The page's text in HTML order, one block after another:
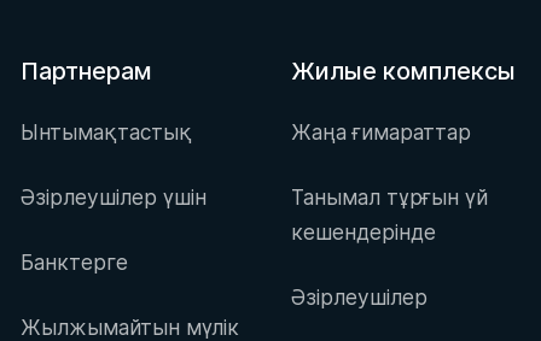
Партнерам
Ынтымақтастық
Әзірлеушілер үшін
Банктерге
Жылжымайтын мүлік
Жилые комплексы
Жаңа ғимараттар
Танымал тұрғын үй
кешендерінде
Әзірлеушілер